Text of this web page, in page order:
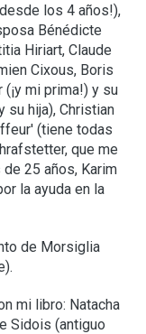
los 4 años!),
Bénédicte
Hiriart, Claude
Cixous, Boris
mi prima!) y su
su hija), Christian
(tiene todas
que me
25 años, Karim
la ayuda en la
de Morsiglia
mi libro: Natacha
Sidois (antiguo